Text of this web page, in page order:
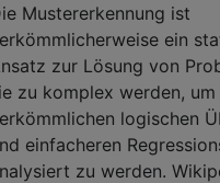
Mustererkennung ist
ein
zur Lösung von
zu komplex werden,
logischen
einfacheren
zu werden.